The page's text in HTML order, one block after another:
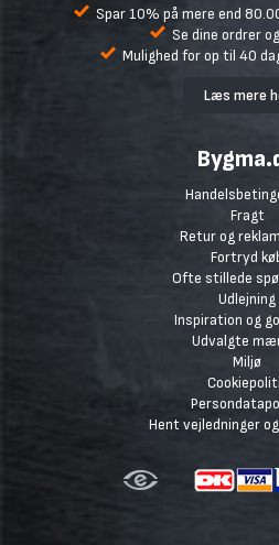
Spar 10% på mere end
Se dine ordrer
Mulighed for op til 40
Læs mere
Fragt
Retur og
Fortryd
Ofte stillede
Udlejning
Inspiration og
Udvalgte
Miljø
Hent vejledninger